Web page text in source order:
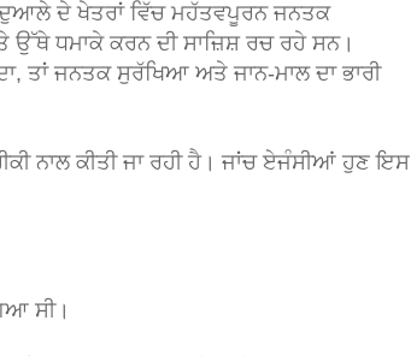
ਦੇ ਖੇਤਰਾਂ ਵਿੱਚ ਮਹੱਤਵਪੂਰਨ ਜਨਤਕ
ਉੱਥੇ ਧਮਾਕੇ ਕਰਨ ਦੀ ਸਾਜ਼ਿਸ਼ ਰਚ ਰਹੇ ਸਨ।
ਤਾਂ ਜਨਤਕ ਸੁਰੱਖਿਆ ਅਤੇ ਜਾਨ-ਮਾਲ ਦਾ ਭਾਰੀ
ਨਾਲ ਕੀਤੀ ਜਾ ਰਹੀ ਹੈ। ਜਾਂਚ ਏਜੰਸੀਆਂ ਹੁਣ ਇਸ
ਸੀ।